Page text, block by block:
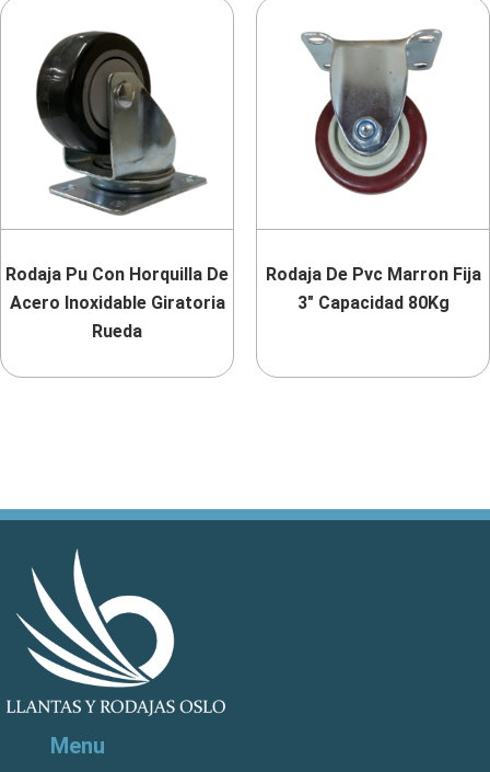
Rodaja Pu Con Horquilla De
Acero Inoxidable Giratoria
Rueda
Rodaja De Pvc Marron Fija
3″ Capacidad 80Kg
Menu